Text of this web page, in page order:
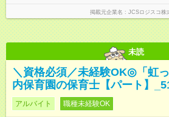
掲載元企業名 JCSロジスコ株
未読
＼資格必須／未経験OK◎「虹
内保育園の保育士【パート】
アルバイト 職種未経験OK